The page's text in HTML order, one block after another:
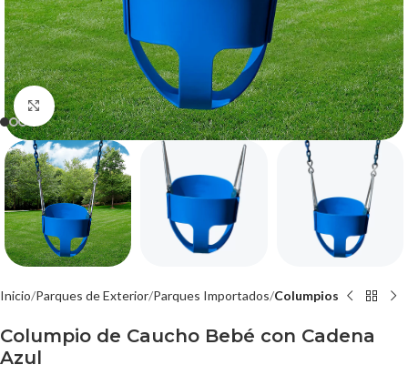
Click to enlarge
Inicio Parques de Exterior Parques Importados Columpios
Columpio de Caucho Bebé con Cadena
Azul